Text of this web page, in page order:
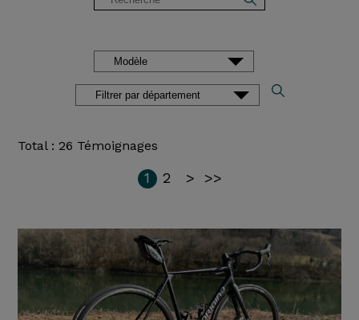
Total : 26 Témoignages
1 2 > >>